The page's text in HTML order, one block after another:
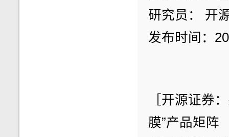
研究员： 开
发布时间：
［开源证券
膜”产品矩阵